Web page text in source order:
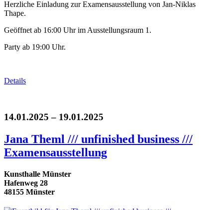
Herzliche Einladung zur Examensausstellung von Jan-Niklas
Thape.
Geöffnet ab 16:00 Uhr im Ausstellungsraum 1.
Party ab 19:00 Uhr.
Details
14.01.2025 – 19.01.2025
Jana Theml /// unfinished business ///
Examensausstellung
Kunsthalle Münster
Hafenweg 28
48155 Münster